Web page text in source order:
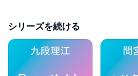
シリーズを続ける